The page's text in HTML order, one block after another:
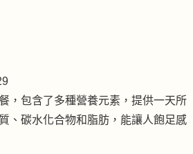
，包含了多種營養元素，提供一天所
、碳水化合物和脂肪，能讓人飽足感